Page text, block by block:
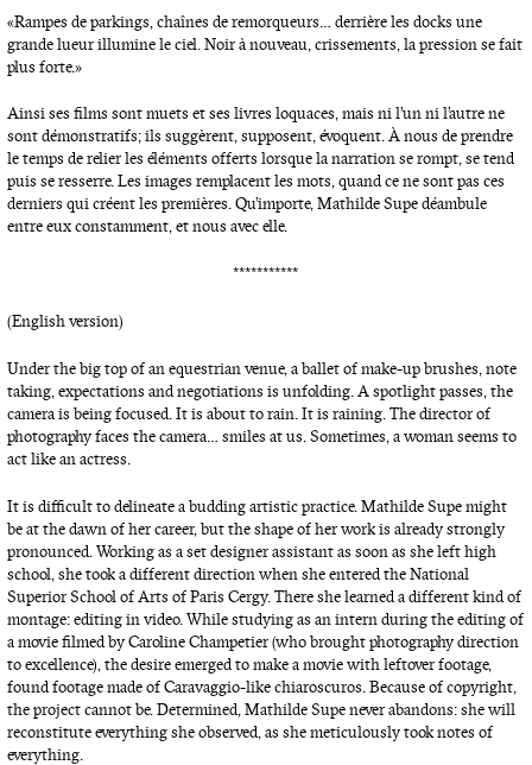
« Rampes de parkings, chaînes de remorqueurs… derrière les docks une
grande lueur illumine le ciel. Noir à nouveau, crissements, la pression se fait
plus forte. »
Ainsi ses films sont muets et ses livres loquaces, mais ni l’un ni l’autre ne
sont démonstratifs ; ils suggèrent, supposent, évoquent. À nous de prendre
le temps de relier les éléments offerts lorsque la narration se rompt, se tend
puis se resserre. Les images remplacent les mots, quand ce ne sont pas ces
derniers qui créent les premières. Qu’importe, Mathilde Supe déambule
entre eux constamment, et nous avec elle.
***********
(English version)
Under the big top of an equestrian venue, a ballet of make-up brushes, note
taking, expectations and negotiations is unfolding. A spotlight passes, the
camera is being focused. It is about to rain. It is raining. The director of
photography faces the camera… smiles at us. Sometimes, a woman seems to
act like an actress.
It is difficult to delineate a budding artistic practice. Mathilde Supe might
be at the dawn of her career, but the shape of her work is already strongly
pronounced. Working as a set designer assistant as soon as she left high
school, she took a different direction when she entered the National
Superior School of Arts of Paris Cergy. There she learned a different kind of
montage: editing in video. While studying as an intern during the editing of
a movie filmed by Caroline Champetier (who brought photography direction
to excellence), the desire emerged to make a movie with leftover footage,
found footage made of Caravaggio-like chiaroscuros. Because of copyright,
the project cannot be. Determined, Mathilde Supe never abandons: she will
reconstitute everything she observed, as she meticulously took notes of
everything.